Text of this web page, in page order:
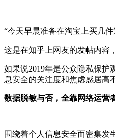
“今天早晨准备在淘宝上买几
这是在知乎上网友的发帖内容
如果说2019年是公众隐私保
息安全的关注度和焦虑感居高
数据脱敏与否，全靠网络运营
围绕着个人信息安全而密集发